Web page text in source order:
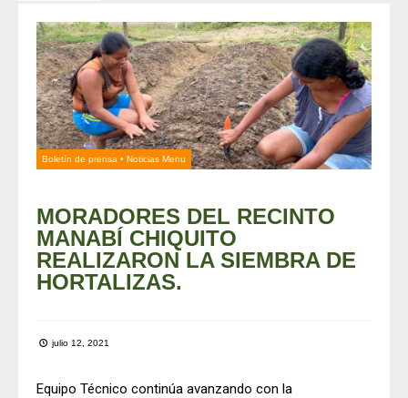
Boletín de prensa • Noticias Menu
MORADORES DEL RECINTO
MANABÍ CHIQUITO
REALIZARON LA SIEMBRA DE
HORTALIZAS.
julio 12, 2021
Equipo Técnico continúa avanzando con la